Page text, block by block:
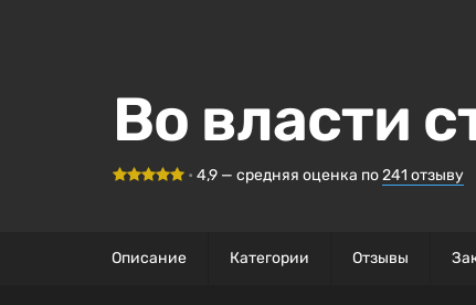
Во власти
• 4,9 — средняя оценка по241 отзыву
Описание Категории Отзывы